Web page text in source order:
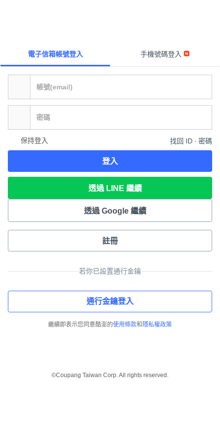
電子信箱帳號登入 手機號碼登入
保持登入 找回 ID ∙ 密碼
登入
透過 LINE 繼續
透過 Google 繼續
註冊
若你已設置通行金鑰
通行金鑰登入
繼續即表示您同意酷澎的使用條款和 隱私權政策
©Coupang Taiwan Corp. All rights reserved.